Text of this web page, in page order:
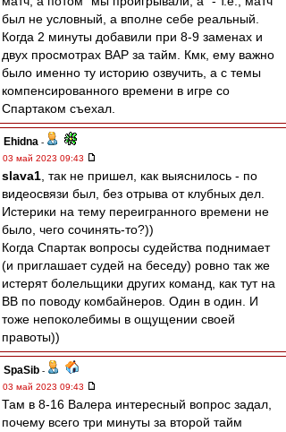
был не условный, а вполне себе реальный.
Когда 2 минуты добавили при 8-9 заменах и
двух просмотрах ВАР за тайм. Кмк, ему важно
было именно ту историю озвучить, а с темы
компенсированного времени в игре со
Спартаком съехал.
Ehidna -
03 май 2023 09:43
slava1 , так не пришел, как выяснилось - по
видеосвязи был, без отрыва от клубных дел.
Истерики на тему переигранного времени не
было, чего сочинять-то?))
Когда Спартак вопросы судейства поднимает
(и приглашает судей на беседу) ровно так же
истерят болельщики других команд, как тут на
ВВ по поводу комбайнеров. Один в один. И
тоже непоколебимы в ощущении своей
правоты))
SpaSib -
03 май 2023 09:43
Там в 8-16 Валера интересный вопрос задал,
почему всего три минуты за второй тайм